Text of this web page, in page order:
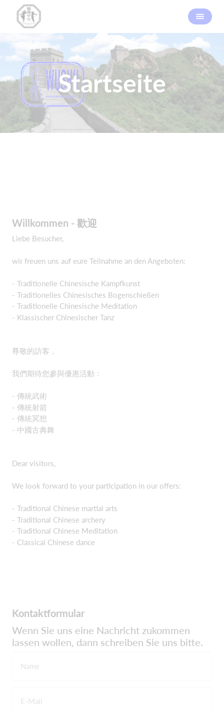
Startseite
​Willkommen - 歡迎
Liebe Besucher,
wir freuen uns auf eure Teilnahme an den Angeboten:
- Traditionelle Chinesische Kampfkunst
- Traditionelles Chinesisches Bogenschießen
- Traditionelle Chinesische Meditation
- Klassischer Chinesischer Tanz
尊敬的訪客，
我們期待您參與優惠活動：
- 傳統武術
- 傳統射箭
- 傳統冥想
- 中國古典舞
Dear visitors,
We look forward to your participation in our offers:
- Traditional Chinese martial arts
- Traditional Chinese archery
- Traditional Chinese Meditation
- Classical Chinese dance
Kontaktformular
Wenn Sie uns eine Nachricht zukommen
lassen wollen, dann schreiben Sie uns bitte.
Name
E-Mail